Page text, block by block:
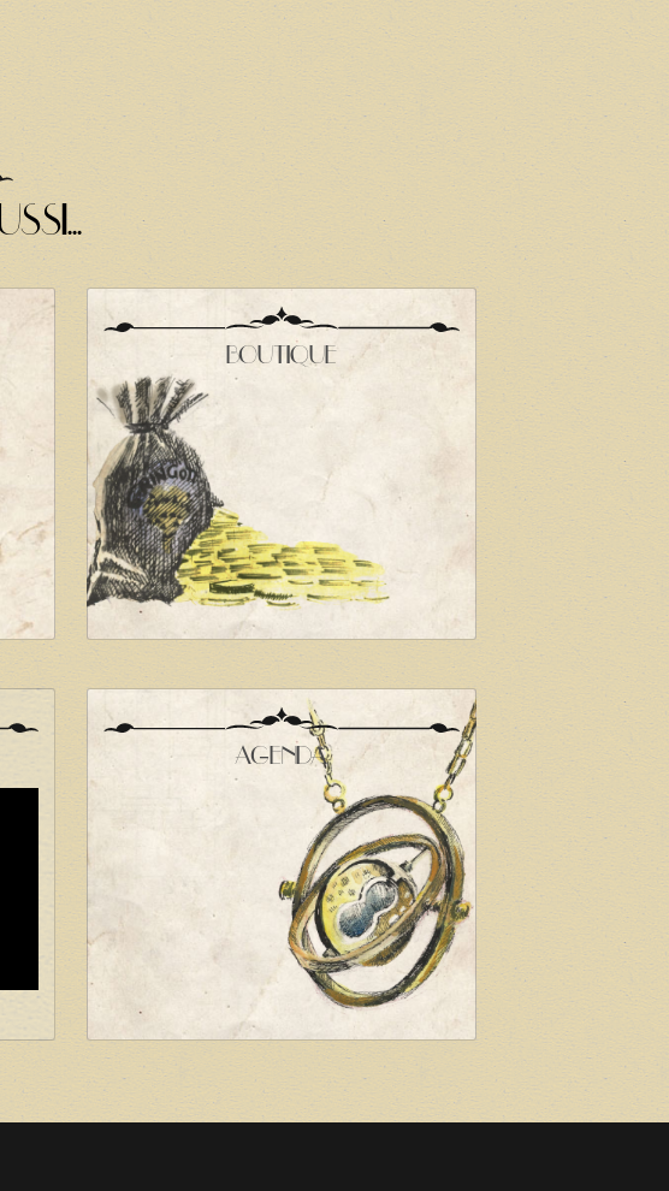
BOUTIQUE
AGENDA